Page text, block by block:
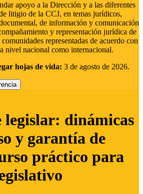
apoyo a la Dirección y a las diferentes
litigio de la CCJ, en temas jurídicos,
de información y comunicación
y representación jurídica de
representadas de acuerdo con
nivel nacional como internacional.
hojas de vida: 3 de agosto de 2026.
legislar: dinámicas
y garantía de
práctico para